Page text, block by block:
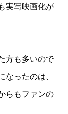
実写映画化が
方も多いので
ったのは、
らもファンの